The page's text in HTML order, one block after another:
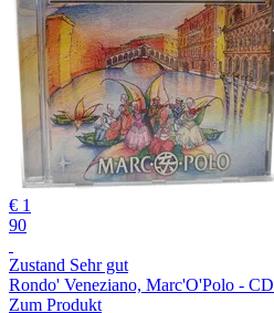
€ 1
90
Zustand Sehr gut
Rondo' Veneziano, Marc'O'Polo - CD
Zum Produkt